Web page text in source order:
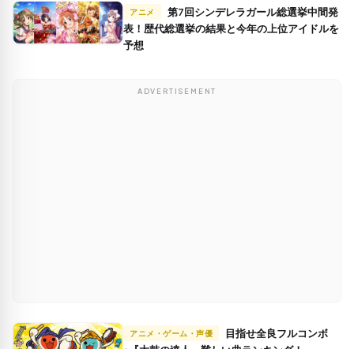
アニメ
表！歴代総選挙の結果と今年の上位アイドルを
予想
ADVERTISEMENT
アニメ・ゲーム・声優